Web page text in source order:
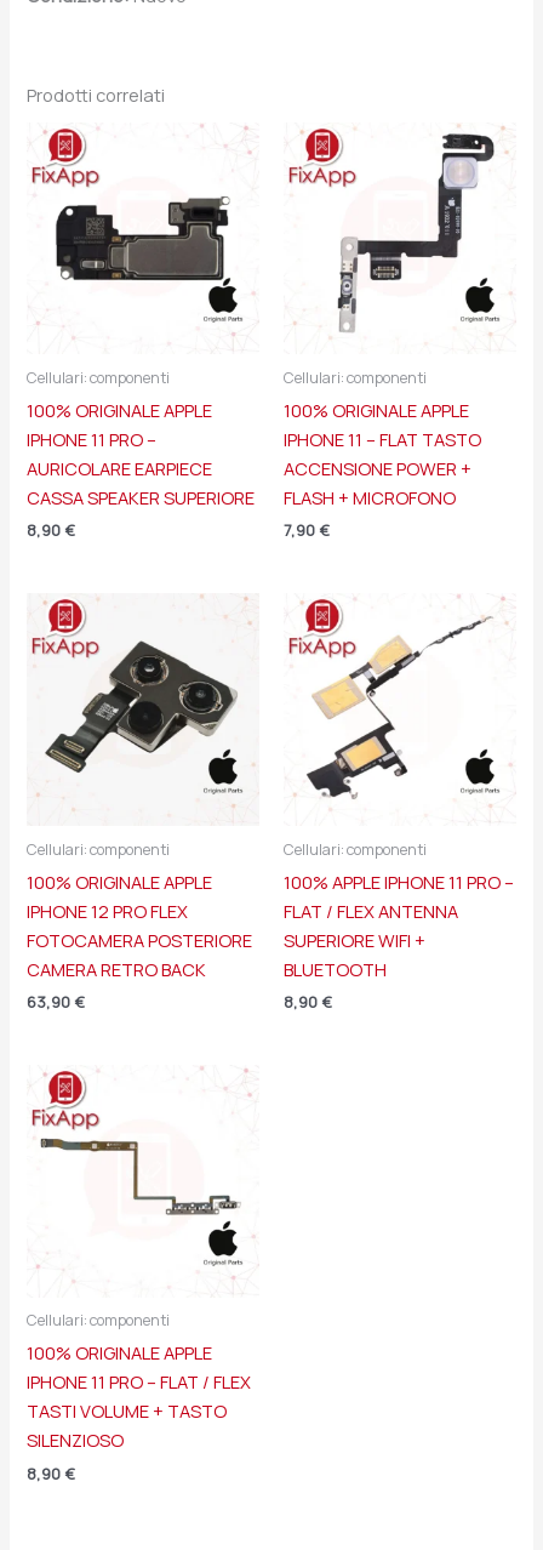
Prodotti correlati
Cellulari: componenti
100% ORIGINALE APPLE
IPHONE 11 PRO –
AURICOLARE EARPIECE
CASSA SPEAKER SUPERIORE
8,90 €
Cellulari: componenti
100% ORIGINALE APPLE
IPHONE 11 – FLAT TASTO
ACCENSIONE POWER +
FLASH + MICROFONO
7,90 €
Cellulari: componenti
100% ORIGINALE APPLE
IPHONE 12 PRO FLEX
FOTOCAMERA POSTERIORE
CAMERA RETRO BACK
63,90 €
Cellulari: componenti
100% APPLE IPHONE 11 PRO –
FLAT / FLEX ANTENNA
SUPERIORE WIFI +
BLUETOOTH
8,90 €
Cellulari: componenti
100% ORIGINALE APPLE
IPHONE 11 PRO – FLAT / FLEX
TASTI VOLUME + TASTO
SILENZIOSO
8,90 €